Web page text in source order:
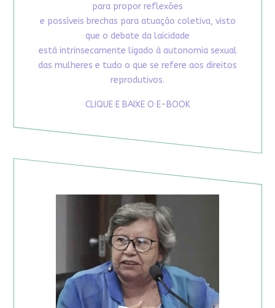
para propor reflexões
e possíveis brechas para atuação coletiva, visto
que o debate da laicidade
está intrinsecamente ligado à autonomia sexual
das mulheres e tudo o que se refere aos direitos
reprodutivos.
CLIQUE E BAIXE O E-BOOK